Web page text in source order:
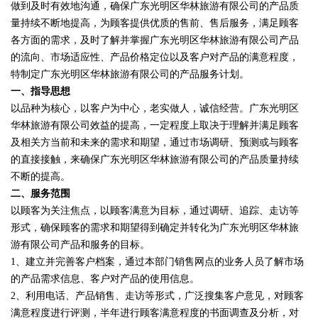
做到及时有效地沟通，确保广东光明区华林旅游有限公司的产品质
量持续不断地提高，为顾客提供优质的售前、售后服务，满足顾客
各方面的需求，及时了解并掌握广东光明区华林旅游有限公司产品
的流向、市场适应性、产品价格定位以及客户对产品的满意程度，
特制定广东光明区华林旅游有限公司的产品服务计划。
一、指导思想
以品种为核心，以客户为中心，老实做人，诚信经营。广东光明区
华林旅游有限公司效益的提高，一定程度上取决于理解并满足顾客
及相关方当前和未来的需求和期望，通过市场调研、预测或与顾客
的直接接触，来确保广东光明区华林旅游有限公司的产品质量持续
不断的提高。
二、服务范围
以顾客为关注焦点，以顾客满意为目标，通过调研、追踪、走访等
形式，确保顾客的需求和期望得到确定并转化为广东光明区华林旅
游有限公司产品和服务的目标。
1、建立并完善客户档案，通过本部门销售网点的业务人员了解市场
的产品需求信息、客户对产品的使用信息。
2、利用电话、产品销售、走访等形式，广泛搜集客户意见，对顾客
满意程度进行评测，半年进行顾客满意程度的书面调查及分析，对